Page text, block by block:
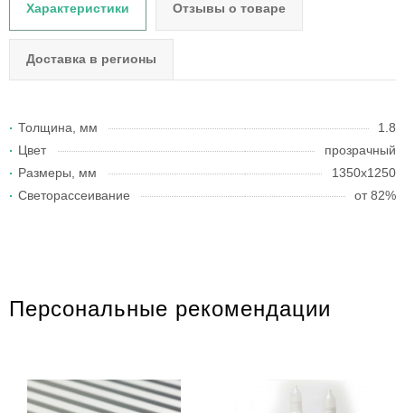
Характеристики Отзывы о товаре
Доставка в регионы
Толщина, мм
1.8
Цвет
прозрачный
Размеры, мм
1350х1250
Светорассеивание
от 82%
Персональные рекомендации